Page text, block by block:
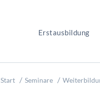
Erstausbildung
Start Seminare